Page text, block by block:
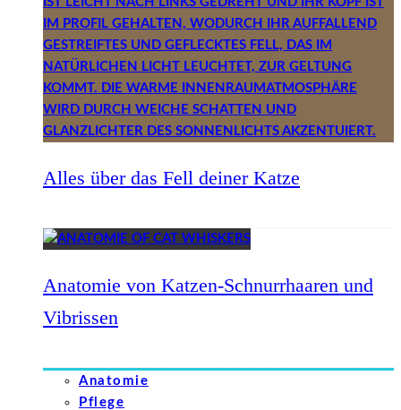
Alles über das Fell deiner Katze
Anatomie von Katzen-Schnurrhaaren und
Vibrissen
Anatomie
Pflege